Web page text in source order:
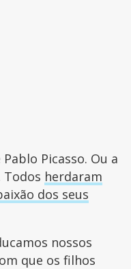
Picasso. Ou a
Todos herdaram
dos seus
nossos
que os filhos